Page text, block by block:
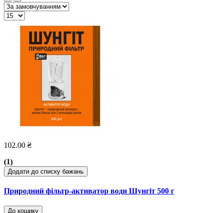
102.00 ₴
(1)
Додати до списку бажань
Природний фільтр-активатор води Шунгіт 500 г
До кошику